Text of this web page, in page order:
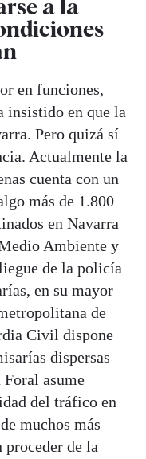
a la
en funciones,
insistido en que la
Pero quizá sí
Actualmente la
cuenta con un
más de 1.800
en Navarra
Ambiente y
de la policía
en su mayor
de
Civil dispone
dispersas
asume
del tráfico en
muchos más
de la